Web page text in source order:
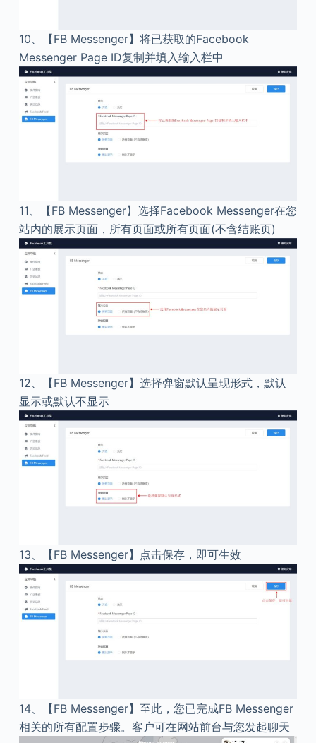
10、
【FB Messenger】将已获取的Facebook
Messenger Page ID复制并填入输入栏中
11、
【FB Messenger】选择Facebook Messenger在您
站内的展示页面，所有页面或所有页面(不含结账页)
12、
【FB Messenger】选择弹窗默认呈现形式，默认
显示或默认不显示
13、 【FB Messenger】点击保存，即可生效
14、
【FB Messenger】至此，您已完成FB Messenger
相关的所有配置步骤。客户可在网站前台与您发起聊天